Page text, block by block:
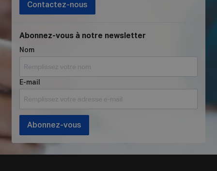
Contactez-nous
Abonnez-vous à notre newsletter
Nom
E-mail
Abonnez-vous